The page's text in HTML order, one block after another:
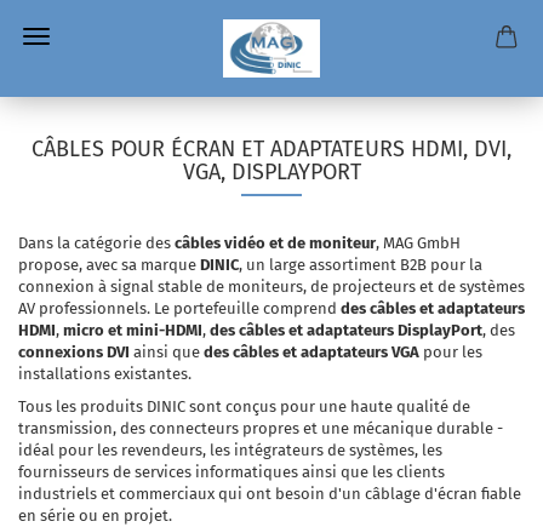
CÂBLES POUR ÉCRAN ET ADAPTATEURS HDMI, DVI,
VGA, DISPLAYPORT
Dans la catégorie des câbles vidéo et de moniteur, MAG GmbH
propose, avec sa marque DINIC, un large assortiment B2B pour la
connexion à signal stable de moniteurs, de projecteurs et de systèmes
AV professionnels. Le portefeuille comprend des câbles et adaptateurs
HDMI, micro et mini-HDMI, des câbles et adaptateurs DisplayPort, des
connexions DVI ainsi que des câbles et adaptateurs VGA pour les
installations existantes.
Tous les produits DINIC sont conçus pour une haute qualité de
transmission, des connecteurs propres et une mécanique durable -
idéal pour les revendeurs, les intégrateurs de systèmes, les
fournisseurs de services informatiques ainsi que les clients
industriels et commerciaux qui ont besoin d'un câblage d'écran fiable
en série ou en projet.